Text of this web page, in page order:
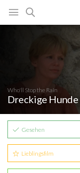
Who'll Stop the Rain
Dreckige Hunde
Gesehen
Lieblingsfilm